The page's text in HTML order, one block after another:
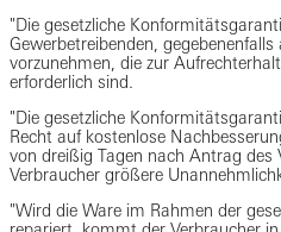
"Die gesetzliche
Gewerbetreibenden,
vorzunehmen, die zur
erforderlich sind.
"Die gesetzliche
Recht auf kostenlose
von dreißig Tagen nach Antrag des
Verbraucher größere
"Wird die Ware im Rahmen der